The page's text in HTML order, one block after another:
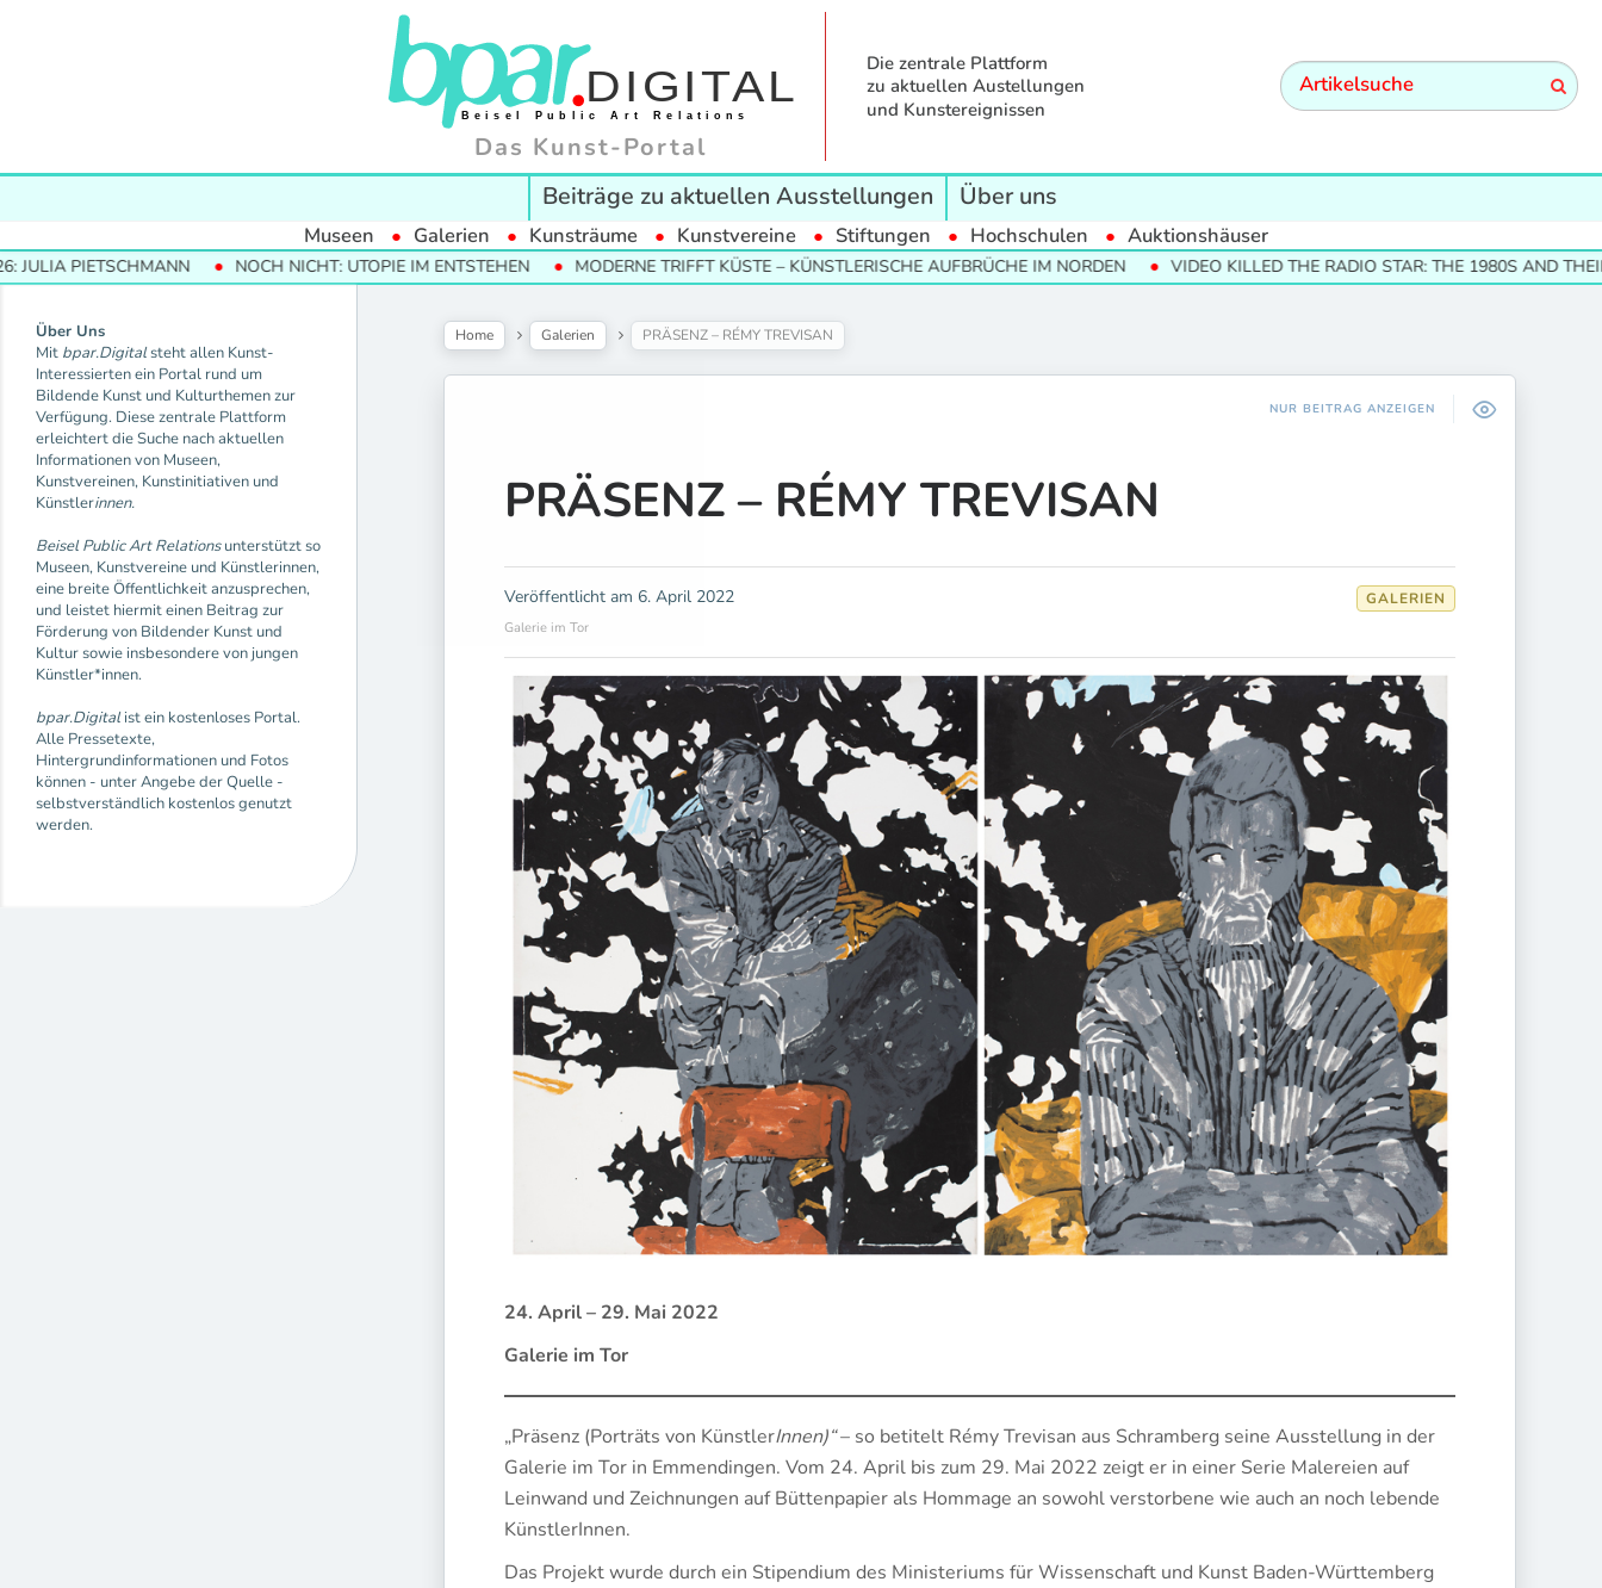
Das Kunst-Portal
Die zentrale Plattform
zu aktuellen Austellungen
und Kunstereignissen
Beiträge zu aktuellen Ausstellungen Über uns
Museen Galerien Kunsträume Kunstvereine Stiftungen Hochschulen Auktionshäuser
NOCH NICHT: UTOPIE IM ENTSTEHEN MODERNE TRIFFT KÜSTE – KÜNSTLERISCHE AUFBRÜCHE IM NORDEN VIDEO KILLED THE RADIO STAR: THE 1980S AND THEIR
Über Uns
Mit bpar.Digitalsteht allen Kunst-
Interessierten ein Portal rund um
Bildende Kunst und Kulturthemen zur
Verfügung. Diese zentrale Plattform
erleichtert die Suche nach aktuellen
Informationen von Museen,
Kunstvereinen, Kunstinitiativen und
Künstlerinnen.
Beisel Public Art Relationsunterstützt so
Museen, Kunstvereine und Künstlerinnen,
eine breite Öffentlichkeit anzusprechen,
und leistet hiermit einen Beitrag zur
Förderung von Bildender Kunst und
Kultur sowie insbesondere von jungen
Künstler*innen.
bpar.Digitalist ein kostenloses Portal.
Alle Pressetexte,
Hintergrundinformationen und Fotos
können - unter Angebe der Quelle -
selbstverständlich kostenlos genutzt
werden.
Home Galerien PRÄSENZ – RÉMY TREVISAN
NUR BEITRAG ANZEIGEN
PRÄSENZ – RÉMY TREVISAN
Veröffentlicht am 6. April 2022 GALERIEN
Galerie im Tor
24. April – 29. Mai 2022
Galerie im Tor
„Präsenz (Porträts von KünstlerInnen)“– so betitelt Rémy Trevisan aus Schramberg seine Ausstellung in der
Galerie im Tor in Emmendingen. Vom 24. April bis zum 29. Mai 2022 zeigt er in einer Serie Malereien auf
Leinwand und Zeichnungen auf Büttenpapier als Hommage an sowohl verstorbene wie auch an noch lebende
KünstlerInnen.
Das Projekt wurde durch ein Stipendium des Ministeriums für Wissenschaft und Kunst Baden-Württemberg